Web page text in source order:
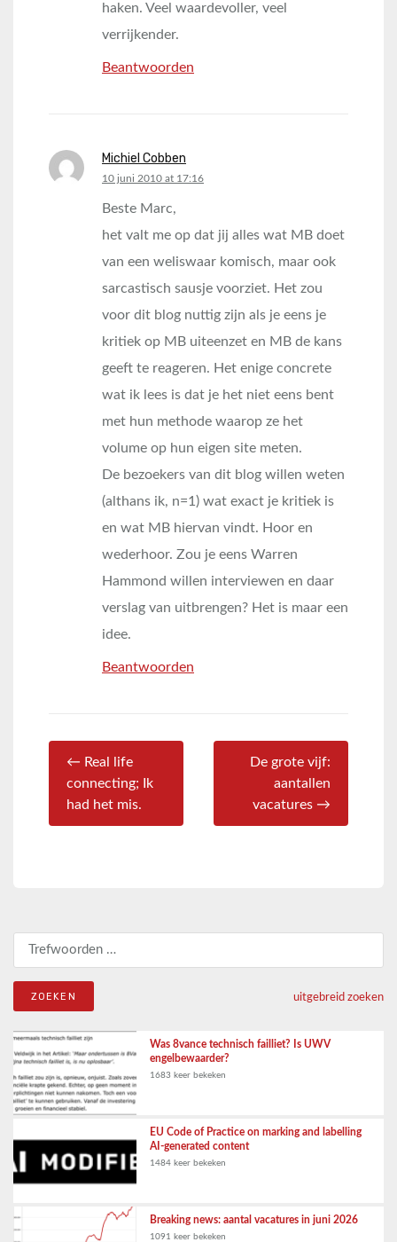
haken. Veel waardevoller, veel
verrijkender.
Beantwoorden
Michiel Cobben
says:
10 juni 2010 at 17:16
Beste Marc,
het valt me op dat jij alles wat MB doet
van een weliswaar komisch, maar ook
sarcastisch sausje voorziet. Het zou
voor dit blog nuttig zijn als je eens je
kritiek op MB uiteenzet en MB de kans
geeft te reageren. Het enige concrete
wat ik lees is dat je het niet eens bent
met hun methode waarop ze het
volume op hun eigen site meten.
De bezoekers van dit blog willen weten
(althans ik, n=1) wat exact je kritiek is
en wat MB hiervan vindt. Hoor en
wederhoor. Zou je eens Warren
Hammond willen interviewen en daar
verslag van uitbrengen? Het is maar een
idee.
Beantwoorden
← Real life
connecting; Ik
had het mis.
De grote vijf:
aantallen
vacatures →
Zoeken naar:
uitgebreid zoeken
Was 8vance technisch failliet? Is UWV
engelbewaarder?
1683 keer bekeken
EU Code of Practice on marking and labelling
AI-generated content
1484 keer bekeken
Breaking news: aantal vacatures in juni 2026
1091 keer bekeken